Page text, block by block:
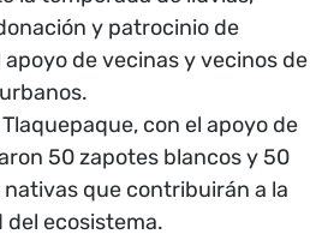
y patrocinio de
de vecinas y vecinos de
con el apoyo de
50 zapotes blancos y 50
que contribuirán a la
del ecosistema.